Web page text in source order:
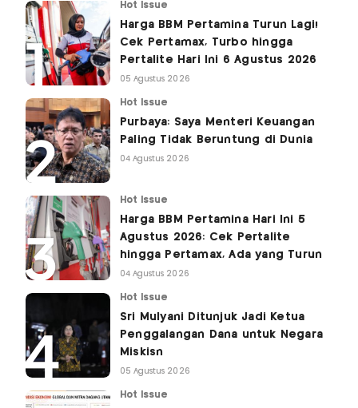
Hot Issue
Harga BBM Pertamina Turun Lagi!
Cek Pertamax, Turbo hingga
Pertalite Hari Ini 6 Agustus 2026
05 Agustus 2026
Hot Issue
Purbaya: Saya Menteri Keuangan
Paling Tidak Beruntung di Dunia
04 Agustus 2026
Hot Issue
Harga BBM Pertamina Hari Ini 5
Agustus 2026: Cek Pertalite
hingga Pertamax, Ada yang Turun
04 Agustus 2026
Hot Issue
Sri Mulyani Ditunjuk Jadi Ketua
Penggalangan Dana untuk Negara
Miskisn
05 Agustus 2026
Hot Issue